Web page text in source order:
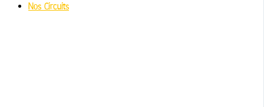
Nos Circuits